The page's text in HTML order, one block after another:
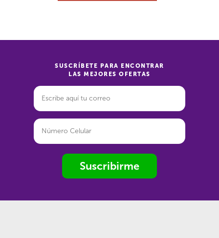
SUSCRÍBETE PARA ENCONTRAR
LAS MEJORES OFERTAS
Suscribirme